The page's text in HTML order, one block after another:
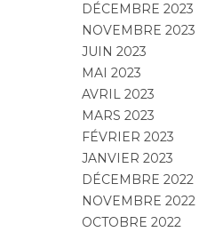
DÉCEMBRE 2023
NOVEMBRE 2023
JUIN 2023
MAI 2023
AVRIL 2023
MARS 2023
FÉVRIER 2023
JANVIER 2023
DÉCEMBRE 2022
NOVEMBRE 2022
OCTOBRE 2022